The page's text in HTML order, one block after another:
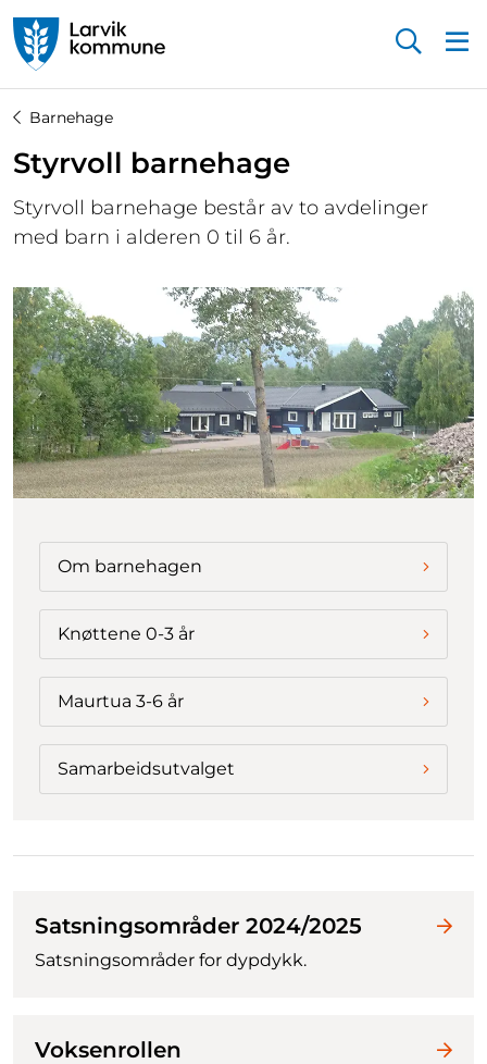
Barnehage
Styrvoll barnehage
Styrvoll barnehage består av to avdelinger
med barn i alderen 0 til 6 år.
Om barnehagen
Knøttene 0-3 år
Maurtua 3-6 år
Samarbeidsutvalget
Satsningsområder 2024/2025
Satsningsområder for dypdykk.
Voksenrollen